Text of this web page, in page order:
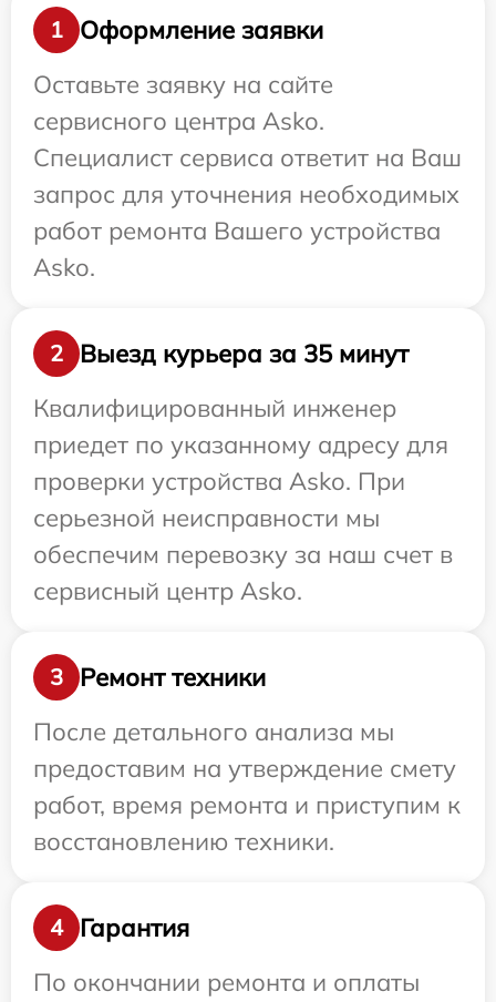
1
Оформление заявки
Оставьте заявку на сайте
сервисного центра Asko.
Специалист сервиса ответит на Ваш
запрос для уточнения необходимых
работ ремонта Вашего устройства
Asko.
2
Выезд курьера за 35 минут
Квалифицированный инженер
приедет по указанному адресу для
проверки устройства Asko. При
серьезной неисправности мы
обеспечим перевозку за наш счет в
сервисный центр Asko.
3
Ремонт техники
После детального анализа мы
предоставим на утверждение смету
работ, время ремонта и приступим к
восстановлению техники.
4
Гарантия
По окончании ремонта и оплаты